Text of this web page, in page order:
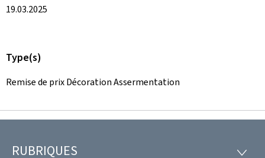
19.03.2025
Type(s)
Remise de prix Décoration Assermentation
RUBRIQUES